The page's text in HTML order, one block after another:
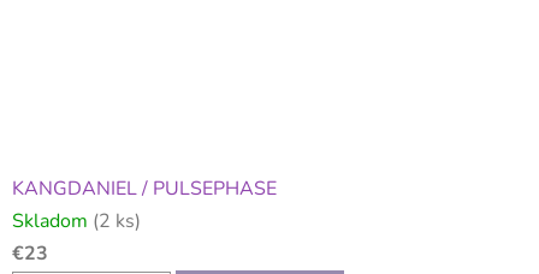
KANGDANIEL / PULSEPHASE
Skladom (2 ks)
€23